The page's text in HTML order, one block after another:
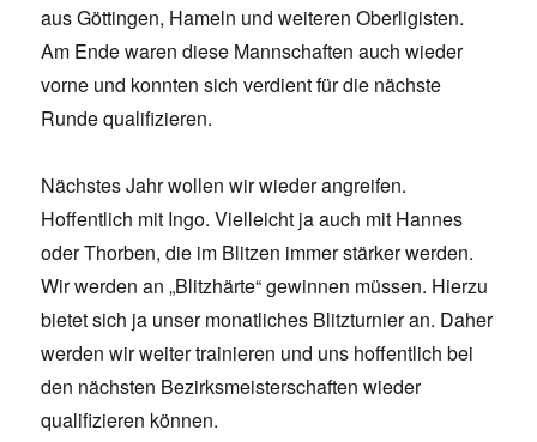
aus Göttingen, Hameln und weiteren Oberligisten.
Am Ende waren diese Mannschaften auch wieder
vorne und konnten sich verdient für die nächste
Runde qualifizieren.
Nächstes Jahr wollen wir wieder angreifen.
Hoffentlich mit Ingo. Vielleicht ja auch mit Hannes
oder Thorben, die im Blitzen immer stärker werden.
Wir werden an „Blitzhärte“ gewinnen müssen. Hierzu
bietet sich ja unser monatliches Blitzturnier an. Daher
werden wir weiter trainieren und uns hoffentlich bei
den nächsten Bezirksmeisterschaften wieder
qualifizieren können.